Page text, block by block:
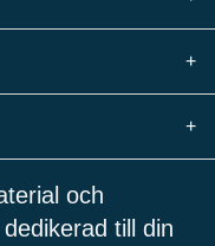
+
+
och
till din